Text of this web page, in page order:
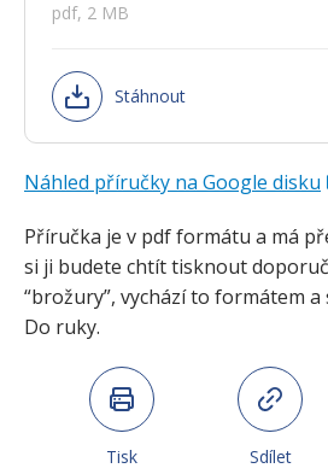
pdf, 2 MB
Stáhnout
Náhled příručky na Google disku
Příručka je v pdf formátu a má
si ji budete chtít tisknout
“brožury”, vychází to formátem
Do ruky.
Tisk Sdílet